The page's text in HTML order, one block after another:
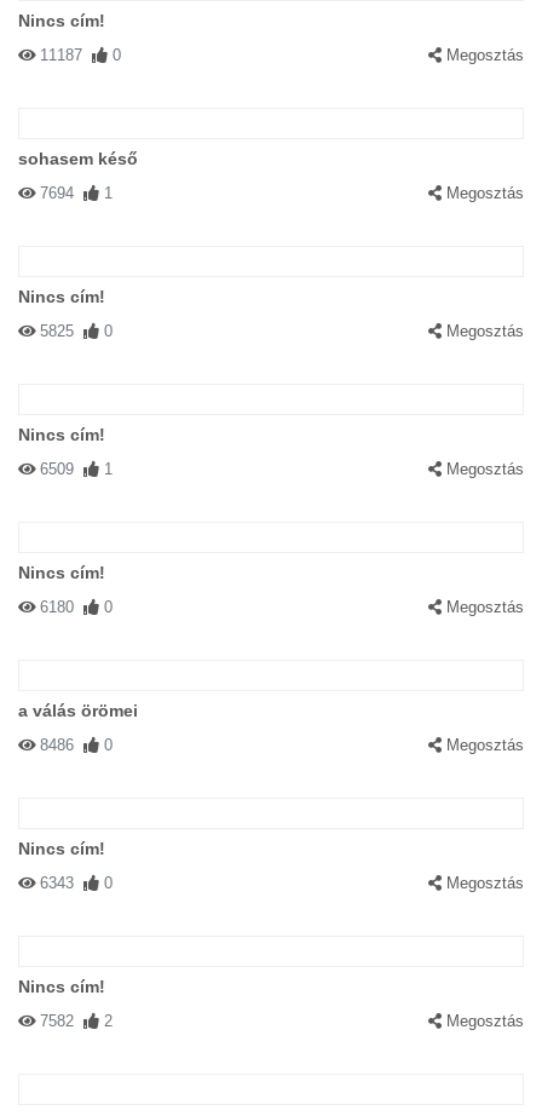
Nincs cím!
11187 0 Megosztás
sohasem késő
7694 1 Megosztás
Nincs cím!
5825 0 Megosztás
Nincs cím!
6509 1 Megosztás
Nincs cím!
6180 0 Megosztás
a válás örömei
8486 0 Megosztás
Nincs cím!
6343 0 Megosztás
Nincs cím!
7582 2 Megosztás